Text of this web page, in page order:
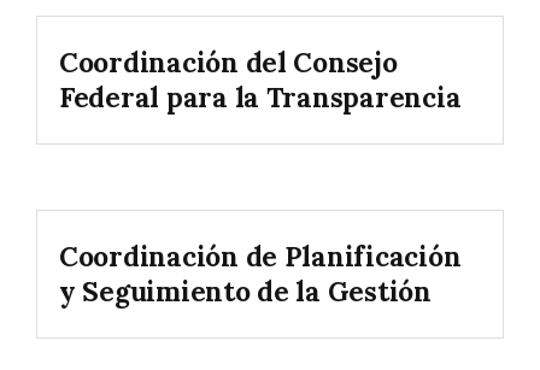
Coordinación del Consejo
Federal para la Transparencia
Coordinación de Planificación
y Seguimiento de la Gestión